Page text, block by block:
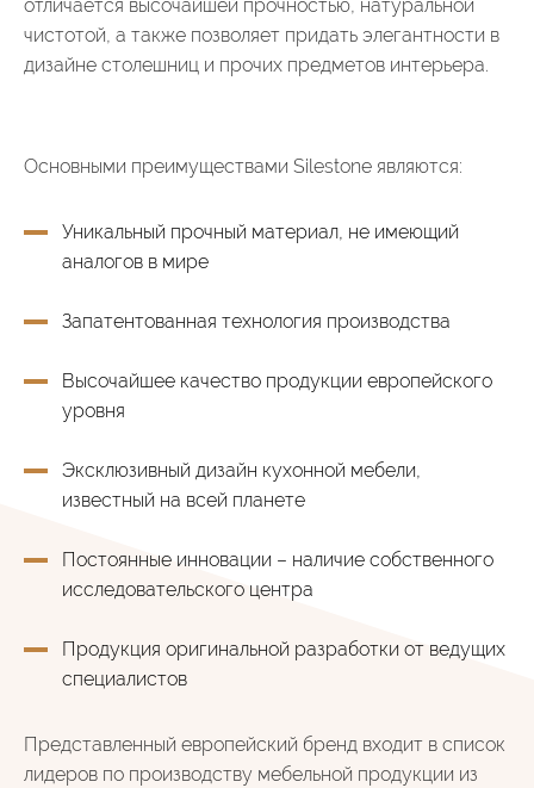
отличается высочайшей прочностью, натуральной
чистотой, а также позволяет придать элегантности в
дизайне столешниц и прочих предметов интерьера.
Основными преимуществами Silestone являются:
Уникальный прочный материал, не имеющий
аналогов в мире
Запатентованная технология производства
Высочайшее качество продукции европейского
уровня
Эксклюзивный дизайн кухонной мебели,
известный на всей планете
Постоянные инновации – наличие собственного
исследовательского центра
Продукция оригинальной разработки от ведущих
специалистов
Представленный европейский бренд входит в список
лидеров по производству мебельной продукции из